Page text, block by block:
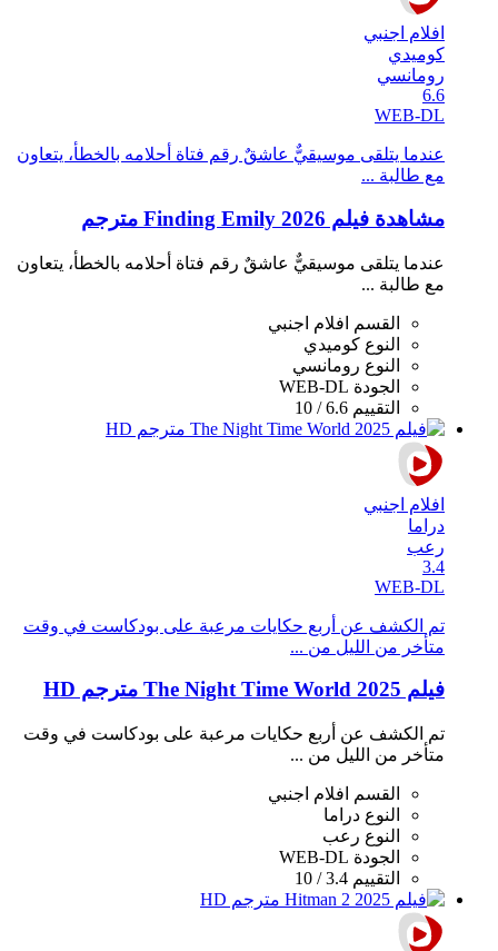
افلام اجنبي
كوميدي
رومانسي
6.6
WEB-DL
عندما يتلقى موسيقيٌّ عاشقٌ رقم فتاة أحلامه بالخطأ، يتعاون
مع طالبة ...
مشاهدة فيلم Finding Emily 2026 مترجم
عندما يتلقى موسيقيٌّ عاشقٌ رقم فتاة أحلامه بالخطأ، يتعاون
مع طالبة ...
القسم
افلام اجنبي
النوع كوميدي
النوع رومانسي
الجودة WEB-DL
التقييم 6.6 / 10
افلام اجنبي
دراما
رعب
3.4
WEB-DL
تم الكشف عن أربع حكايات مرعبة على بودكاست في وقت
متأخر من الليل من ...
فيلم The Night Time World 2025 مترجم HD
تم الكشف عن أربع حكايات مرعبة على بودكاست في وقت
متأخر من الليل من ...
القسم
افلام اجنبي
النوع دراما
النوع رعب
الجودة WEB-DL
التقييم 3.4 / 10